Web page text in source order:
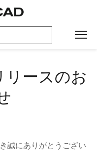
リースのお
誠にありがとうござい